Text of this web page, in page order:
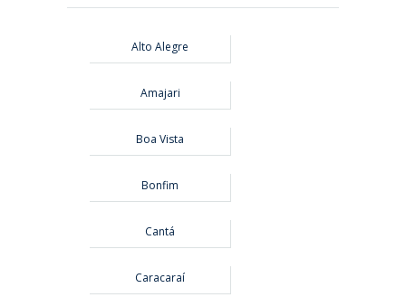
Alto Alegre
Amajari
Boa Vista
Bonfim
Cantá
Caracaraí